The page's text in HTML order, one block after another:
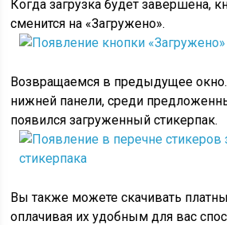
Когда загрузка будет завершена,
сменится на «Загружено».
Возвращаемся в предыдущее
нижней панели, среди
появился загруженный стикерпак.
Вы также можете скачивать
оплачивая их удобным для вас